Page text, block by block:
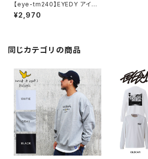
【eye-tm240】EYEDY アイデ
ィー PHOENIX ショートスリー
ブTシャツ 大きいサイズ BLAC
¥2,970
同じカテゴリの商品